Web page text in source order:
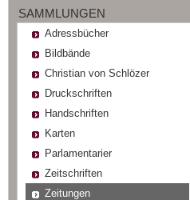
SAMMLUNGEN
Adressbücher
Bildbände
Christian von Schlözer
Druckschriften
Handschriften
Karten
Parlamentarier
Zeitschriften
Zeitungen